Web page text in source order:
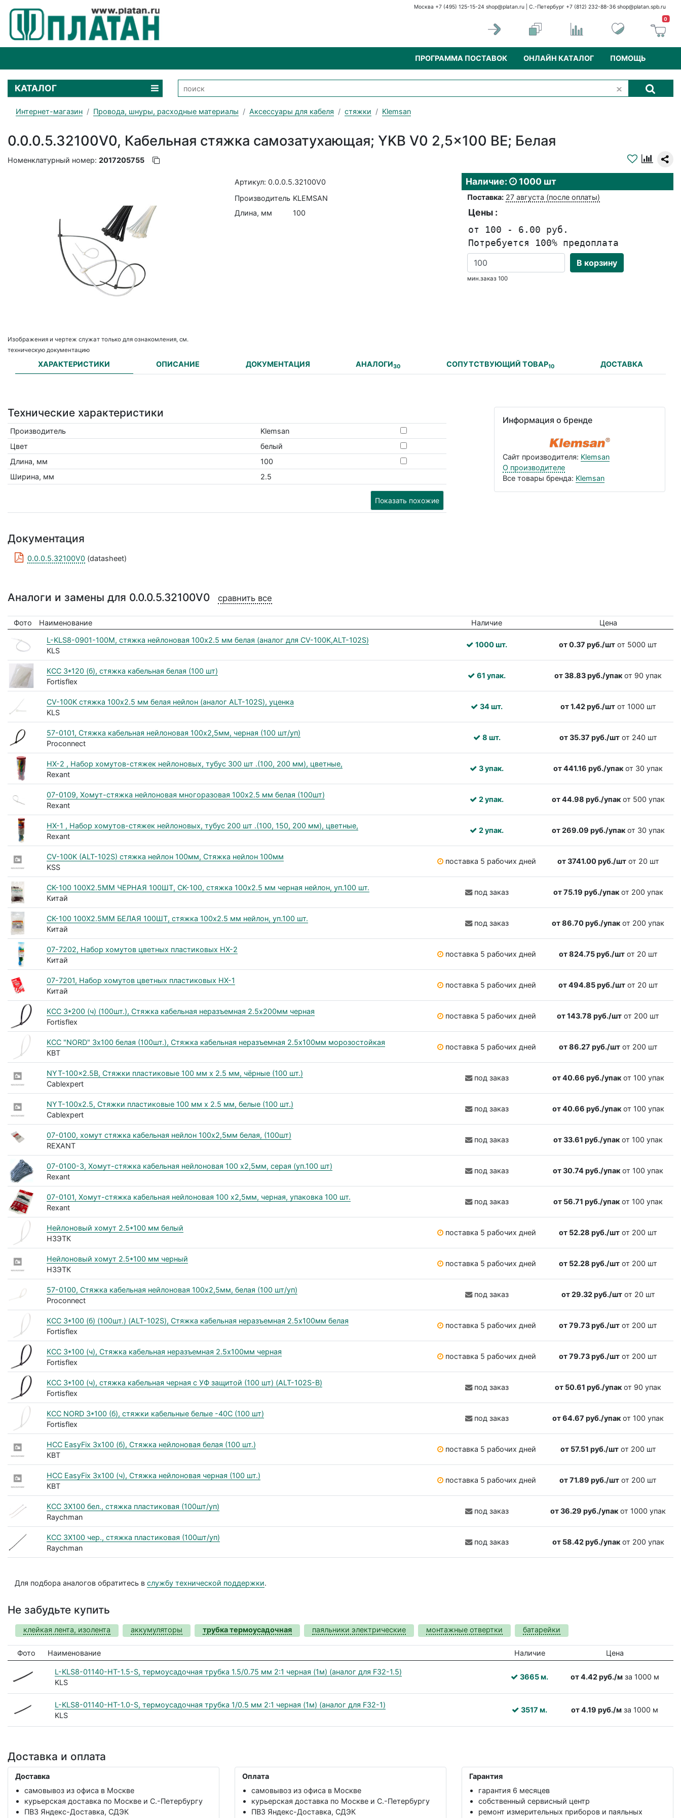
Москва +7 (495) 125-15-24 shop@platan.ru | С.-Петербург +7 (812) 232-88-36 shop@platan.spb.ru
0
ПРОГРАММА ПОСТАВОК ОНЛАЙН КАТАЛОГ ПОМОЩЬ
КАТАЛОГ
Интернет-магазин Провода, шнуры, расходные материалы Аксессуары для кабеля стяжки Klemsan
0.0.0.5.32100V0, Кабельная стяжка самозатухающая; YKB V0 2,5x100 BE; Белая
Номенклатурный номер: 2017205755
Изображения и чертеж служат только для ознакомления, см.
техническую документацию
Артикул: 0.0.0.5.32100V0
Производитель KLEMSAN
Длина, мм
100
Наличие: 1000 шт
Поставка: 27 августа (после оплаты)
Цены :
от 100 - 6.00 руб.
Потребуется 100% предоплата
В корзину
мин.заказ 100
ХАРАКТЕРИСТИКИ ОПИСАНИЕ ДОКУМЕНТАЦИЯ АНАЛОГИ30 СОПУТСТВУЮЩИЙ ТОВАР10 ДОСТАВКА
Технические характеристики
Производитель
Klemsan
Цвет
белый
Длина, мм
100
Ширина, мм
2.5
Показать похожие
Информация о бренде
Сайт производителя: Klemsan
О производителе
Все товары бренда: Klemsan
Документация
0.0.0.5.32100V0 (datasheet)
Аналоги и замены для 0.0.0.5.32100V0 сравнить все
Фото Наименование Наличие
Цена
L-KLS8-0901-100M, стяжка нейлоновая 100х2.5 мм белая (аналог для CV-100K,ALT-102S)
KLS
1000 шт. от 0.37 руб./шт от 5000 шт
КСС 3*120 (б), стяжка кабельная белая (100 шт)
Fortisflex
61 упак. от 38.83 руб./упак от 90 упак
CV-100K стяжка 100х2.5 мм белая нейлон (аналог ALT-102S), уценка
KLS
34 шт. от 1.42 руб./штот 1000 шт
57-0101, Стяжка кабельная нейлоновая 100x2,5мм, черная (100 шт/уп)
Proconnect
8 шт. от 35.37 руб./штот 240 шт
НХ-2 , Набор хомутов-стяжек нейлоновых, тубус 300 шт .(100, 200 мм), цветные,
Rexant
3 упак. от 441.16 руб./упак от 30 упак
07-0109, Хомут-стяжка нейлоновая многоразовая 100x2.5 мм белая (100шт)
Rexant
2 упак. от 44.98 руб./упакот 500 упак
НХ-1 , Набор хомутов-стяжек нейлоновых, тубус 200 шт .(100, 150, 200 мм), цветные,
Rexant
2 упак. от 269.09 руб./упакот 30 упак
CV-100K (ALT-102S) стяжка нейлон 100мм, Стяжка нейлон 100мм
KSS
поставка 5 рабочих дней от 3741.00 руб./штот 20 шт
CK-100 100Х2.5ММ ЧЕРНАЯ 100ШТ, CK-100, стяжка 100х2.5 мм черная нейлон, уп.100 шт.
Китай
под заказ от 75.19 руб./упакот 200 упак
CK-100 100Х2.5ММ БЕЛАЯ 100ШТ, стяжка 100х2.5 мм нейлон, уп.100 шт.
Китай
под заказ от 86.70 руб./упак от 200 упак
07-7202, Набор хомутов цветных пластиковых НХ-2
Китай
поставка 5 рабочих дней от 824.75 руб./штот 20 шт
07-7201, Набор хомутов цветных пластиковых НХ-1
Китай
поставка 5 рабочих дней от 494.85 руб./штот 20 шт
КСС 3*200 (ч) (100шт.), Стяжка кабельная неразъемная 2.5х200мм черная
Fortisflex
поставка 5 рабочих дней от 143.78 руб./шт от 200 шт
КСС "NORD" 3х100 белая (100шт.), Стяжка кабельная неразъемная 2.5х100мм морозостойкая
КВТ
поставка 5 рабочих дней от 86.27 руб./штот 200 шт
NYT-100x2.5B, Стяжки пластиковые 100 мм х 2.5 мм, чёрные (100 шт.)
Cablexpert
под заказ от 40.66 руб./упакот 100 упак
NYT-100х2.5, Стяжки пластиковые 100 мм х 2.5 мм, белые (100 шт.)
Cablexpert
под заказ от 40.66 руб./упакот 100 упак
07-0100, хомут стяжка кабельная нейлон 100x2,5мм белая, (100шт)
REXANT
под заказ от 33.61 руб./упак от 100 упак
07-0100-3, Хомут-стяжка кабельная нейлоновая 100 x2,5мм, серая (уп.100 шт)
Rexant
под заказ от 30.74 руб./упак от 100 упак
07-0101, Хомут-стяжка кабельная нейлоновая 100 x2,5мм, черная, упаковка 100 шт.
Rexant
под заказ от 56.71 руб./упак от 100 упак
Нейлоновый хомут 2.5*100 мм белый
НЗЭТК
поставка 5 рабочих дней от 52.28 руб./шт от 200 шт
Нейлоновый хомут 2.5*100 мм черный
НЗЭТК
поставка 5 рабочих дней от 52.28 руб./шт от 200 шт
57-0100, Стяжка кабельная нейлоновая 100x2,5мм, белая (100 шт/уп)
Proconnect
под заказ от 29.32 руб./штот 20 шт
КСС 3*100 (б) (100шт.) (ALT-102S), Стяжка кабельная неразъемная 2.5х100мм белая
Fortisflex
поставка 5 рабочих дней от 79.73 руб./шт от 200 шт
КСС 3*100 (ч), Стяжка кабельная неразъемная 2.5х100мм черная
Fortisflex
поставка 5 рабочих дней от 79.73 руб./шт от 200 шт
КСС 3*100 (ч), стяжка кабельная черная с УФ защитой (100 шт) (ALT-102S-B)
Fortisflex
под заказ от 50.61 руб./упак от 90 упак
КСС NORD 3*100 (б), стяжки кабельные белые -40С (100 шт)
Fortisflex
под заказ от 64.67 руб./упак от 100 упак
НСС EasyFix 3х100 (б), Стяжка нейлоновая белая (100 шт.)
КВТ
поставка 5 рабочих дней от 57.51 руб./штот 200 шт
НСС EasyFix 3х100 (ч), Стяжка нейлоновая черная (100 шт.)
КВТ
поставка 5 рабочих дней от 71.89 руб./шт от 200 шт
КСС 3Х100 бел., cтяжка пластиковая (100шт/уп)
Raychman
под заказ от 36.29 руб./упак от 1000 упак
КСС 3Х100 чер., cтяжка пластиковая (100шт/уп)
Raychman
под заказ от 58.42 руб./упакот 200 упак
Для подбора аналогов обратитесь вслужбу технической поддержки.
Не забудьте купить
клейкая лента, изолента аккумуляторы трубка термоусадочная паяльники электрические монтажные отвертки батарейки
Фото Наименование Наличие Цена
L-KLS8-01140-HT-1.5-S, термоусадочная трубка 1.5/0.75 мм 2:1 черная (1м) (аналог для F32-1.5)
KLS
3665 м. от 4.42 руб./мза 1000 м
L-KLS8-01140-HT-1.0-S, термоусадочная трубка 1/0.5 мм 2:1 черная (1м) (аналог для F32-1)
KLS
3517 м. от 4.19 руб./м за 1000 м
Доставка и оплата
Доставка
самовывоз из офиса в Москве
курьерская доставка по Москве и С.-Петербургу
ПВЗ Яндекс-Доставка, СДЭК
Оплата
самовывоз из офиса в Москве
курьерская доставка по Москве и С.-Петербургу
ПВЗ Яндекс-Доставка, СДЭК
Гарантия
гарантия 6 месяцев
собственный сервисный центр
ремонт измерительных приборов и паяльных